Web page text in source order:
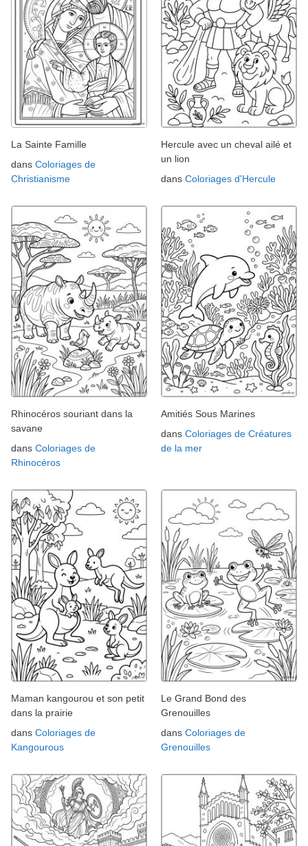
La Sainte Famille
dans Coloriages de
Christianisme
Hercule avec un cheval ailé et
un lion
dans Coloriages d'Hercule
Rhinocéros souriant dans la
savane
dans Coloriages de
Rhinocéros
Amitiés Sous Marines
dans Coloriages de Créatures
de la mer
Maman kangourou et son petit
dans la prairie
dans Coloriages de
Kangourous
Le Grand Bond des
Grenouilles
dans Coloriages de
Grenouilles